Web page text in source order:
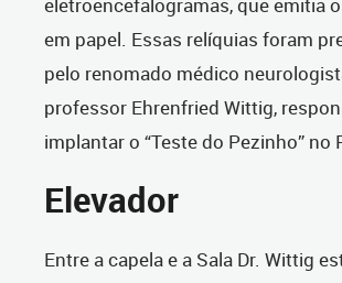
eletroencefalogramas, que emitia
em papel. Essas relíquias foram
pelo renomado médico
professor Ehrenfried Wittig,
implantar o “Teste do Pezinho” no
Elevador
Entre a capela e a Sala Dr. Wittig